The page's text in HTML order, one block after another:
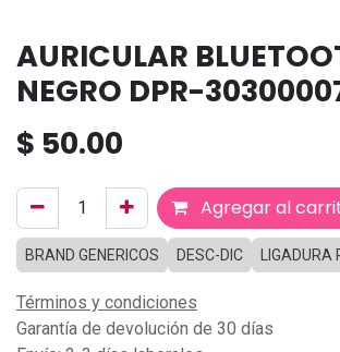
AURICULAR
NEGRO DPR-
$ 50.00
Agregar al
BRAND GENERICOS DESC-DIC LIGADURA
Términos y condiciones
Garantía de devolución de 30 días